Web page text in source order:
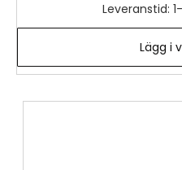
Leveranstid:
Lägg i